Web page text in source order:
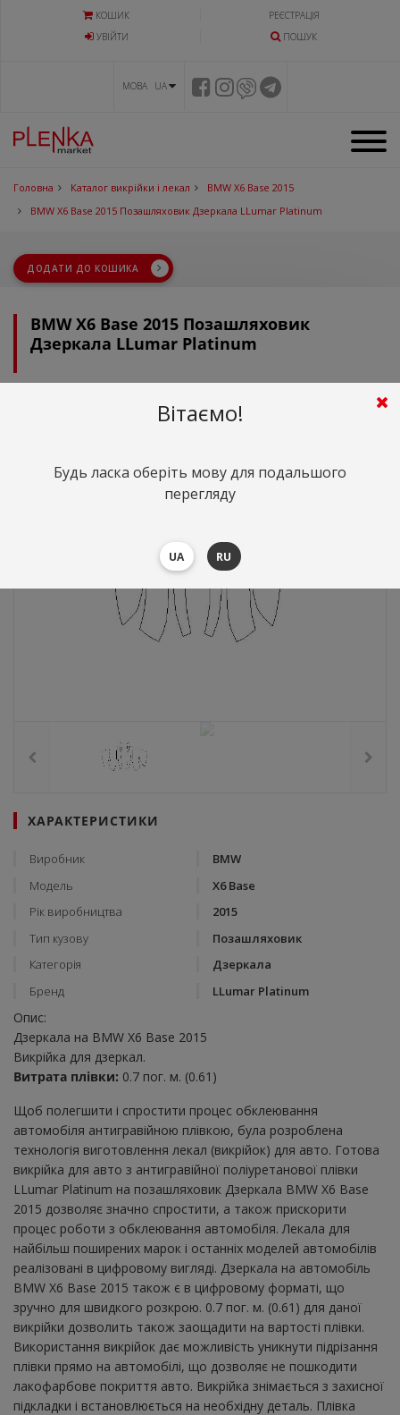
КОШИК
РЕЄСТРАЦІЯ
УВIЙТИ
ПОШУК
МОВА UA
Головна Каталог викрійки і лекал
BMW X6 Base 2015
BMW X6 Base 2015 Позашляховик Дзеркала LLumar Platinum
ДОДАТИ ДО КОШИКА
BMW X6 Base 2015 Позашляховик
Дзеркала LLumar Platinum
грн. ($32.39)
ХАРАКТЕРИСТИКИ
Виробник
BMW
Модель
X6 Base
Рік виробництва
2015
Тип кузову
Позашляховик
Категорія
Дзеркала
Бренд
LLumar Platinum
Опис:
Дзеркала на BMW X6 Base 2015
Викрійка для дзеркал.
Витрата плівки: 0.7 пог. м. (0.61)
Щоб полегшити і спростити процес обклеювання
автомобіля антигравійною плівкою, була розроблена
технологія виготовлення лекал (викрійок) для авто. Готова
викрійка для авто з антигравійної поліуретанової плівки
LLumar Platinum на позашляховик Дзеркала BMW X6 Base
2015 дозволяє значно спростити, а також прискорити
процес роботи з обклеювання автомобіля. Лекала для
найбільш поширених марок і останніх моделей автомобілів
реалізовані в цифровому вигляді. Дзеркала на автомобіль
BMW X6 Base 2015 також є в цифровому форматі, що
зручно для швидкого розкрою. 0.7 пог. м. (0.61) для даної
викрійки дозволить також заощадити на вартості плівки.
Використання викрійок дає можливість уникнути підрізання
плівки прямо на автомобілі, що дозволяє не пошкодити
лакофарбове покриття авто. Викрійка знімається з захисної
підкладки і встановлюється на необхідну деталь. Плівка
Вітаємо!
Будь ласка оберіть мову для подальшого
перегляду
UA RU